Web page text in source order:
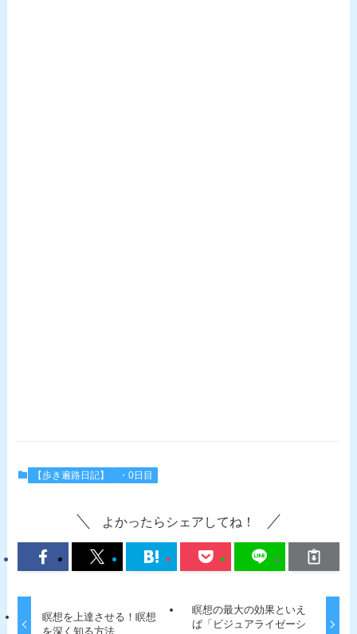
【歩き遍路日記】 ・0日目
よかったらシェアしてね！
瞑想を上達させる！瞑想
を深く知る方法
瞑想の最大の効果といえ
ば「ビジュアライゼーシ